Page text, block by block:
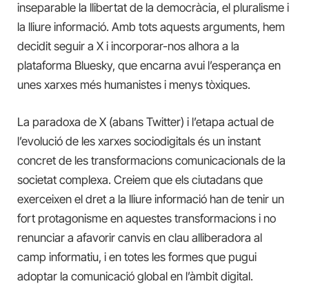
inseparable la llibertat de la democràcia, el pluralisme i
la lliure informació. Amb tots aquests arguments, hem
decidit seguir a X i incorporar-nos alhora a la
plataforma Bluesky, que encarna avui l’esperança en
unes xarxes més humanistes i menys tòxiques.
La paradoxa de X (abans Twitter) i l’etapa actual de
l’evolució de les xarxes sociodigitals és un instant
concret de les transformacions comunicacionals de la
societat complexa. Creiem que els ciutadans que
exerceixen el dret a la lliure informació han de tenir un
fort protagonisme en aquestes transformacions i no
renunciar a afavorir canvis en clau alliberadora al
camp informatiu, i en totes les formes que pugui
adoptar la comunicació global en l’àmbit digital.